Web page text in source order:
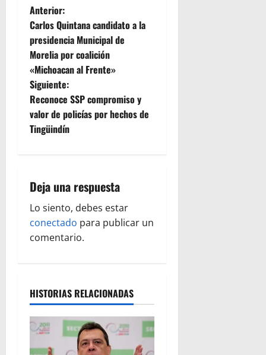
N
a
v
e
g
a
i
ó
n
e
e
n
Anterior:
Carlos Quintana candidato a la
presidencia Municipal de
Morelia por coalición
«Michoacan al Frente»
Siguiente:
Reconoce SSP compromiso y
valor de policías por hechos de
Tingüindín
Deja una respuesta
Lo siento, debes estar
conectado para publicar un
comentario.
HISTORIAS RELACIONADAS